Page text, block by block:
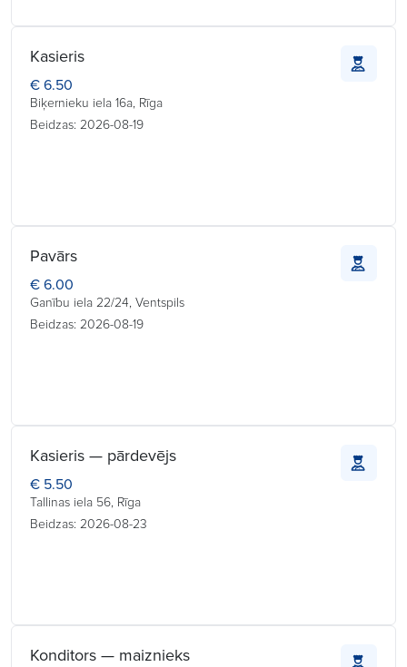
Kasieris
€ 6.50
Biķernieku iela 16a, Rīga
Beidzas: 2026-08-19
Pavārs
€ 6.00
Ganību iela 22/24, Ventspils
Beidzas: 2026-08-19
Kasieris — pārdevējs
€ 5.50
Tallinas iela 56, Rīga
Beidzas: 2026-08-23
Konditors — maiznieks